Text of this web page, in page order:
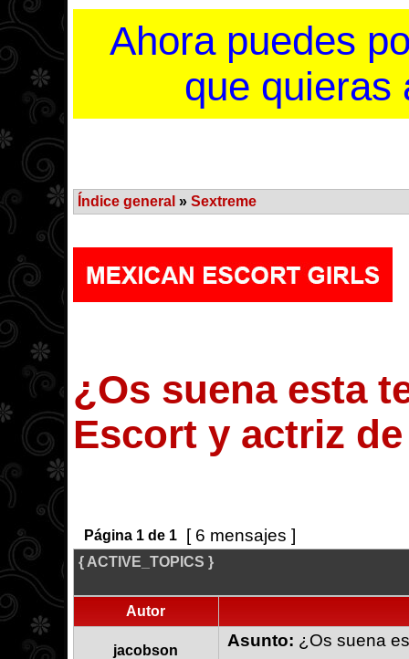
Ahora puedes
que quieras
Índice general » Sextreme
¿Os suena esta
Escort y actriz
Página 1de 1 [ 6 mensajes ]
{ ACTIVE_TOPICS }
Autor
jacobson
Asunto: ¿Os suena